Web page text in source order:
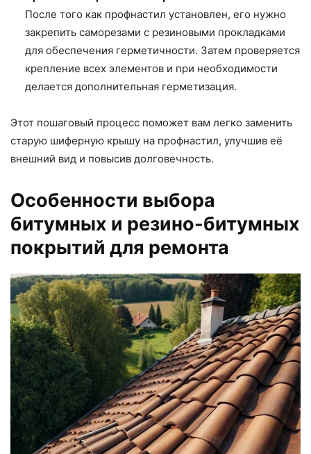
После того как профнастил установлен, его нужно
закрепить саморезами с резиновыми прокладками
для обеспечения герметичности. Затем проверяется
крепление всех элементов и при необходимости
делается дополнительная герметизация.
Этот пошаговый процесс поможет вам легко заменить
старую шиферную крышу на профнастил, улучшив её
внешний вид и повысив долговечность.
Особенности выбора
битумных и резино-битумных
покрытий для ремонта